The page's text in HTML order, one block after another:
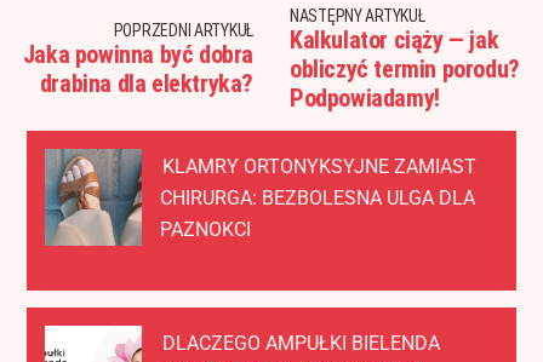
POPRZEDNI ARTYKUŁ
Jaka powinna być dobra
drabina dla elektryka?
NASTĘPNY ARTYKUŁ
Kalkulator ciąży — jak
obliczyć termin porodu?
Podpowiadamy!
KLAMRY ORTONYKSYJNE ZAMIAST
CHIRURGA: BEZBOLESNA ULGA DLA
PAZNOKCI
DLACZEGO AMPUŁKI BIELENDA